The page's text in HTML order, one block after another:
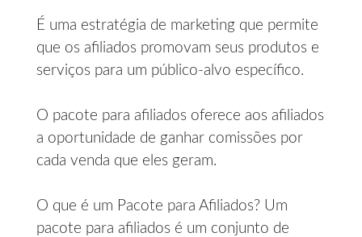
É uma estratégia de marketing que permite
que os afiliados promovam seus produtos e
serviços para um público-alvo específico.
O pacote para afiliados oferece aos afiliados
a oportunidade de ganhar comissões por
cada venda que eles geram.
O que é um Pacote para Afiliados? Um
pacote para afiliados é um conjunto de